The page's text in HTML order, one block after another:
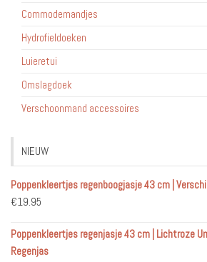
Commodemandjes
Hydrofieldoeken
Luieretui
Omslagdoek
Verschoonmand accessoires
NIEUW
Poppenkleertjes regenboogjasje 43 cm |
€19.95
Poppenkleertjes regenjasje 43 cm | Lichtroze
Regenjas